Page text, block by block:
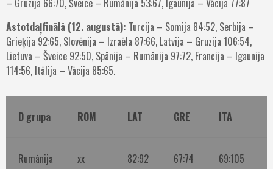
– Gruzija 66:70, Šveice – Rumānija 53:67, Igaunija – Vācija 77:87
Astotdaļfinālā (12. augustā): Turcija – Somija 84:52, Serbija –
Grieķija 92:65, Slovēnija – Izraēla 87:66, Latvija – Gruzija 106:54,
Lietuva – Šveice 92:50, Spānija – Rumānija 97:72, Francija – Igaunija
114:56, Itālija – Vācija 85:65.
D grupa ROM LAT GRE ITA
Rumānija xx 82:92 67:74 69:105